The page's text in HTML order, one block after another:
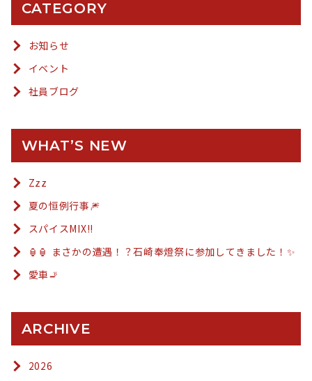
CATEGORY
お知らせ
イベント
社員ブログ
WHAT’S NEW
Zzz
夏の恒例行事🎆
スパイスMIX!!
🏮🏮 まさかの遭遇！？石崎奉燈祭に参加してきました！✨
愛車🚬
ARCHIVE
2026